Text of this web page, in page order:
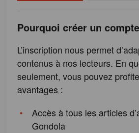
Pourquoi créer un
L’inscription nous permet
contenus à nos lecteurs. En
seulement, vous pouvez
avantages :
Accès à tous les articles
Gondola